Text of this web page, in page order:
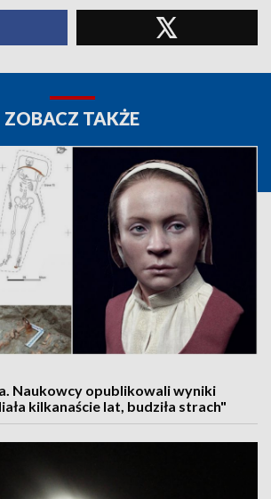
ZOBACZ TAKŻE
Naukowcy opublikowali wyniki
kilkanaście lat, budziła strach"